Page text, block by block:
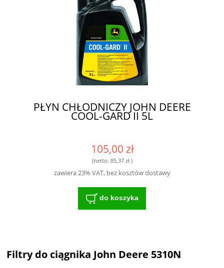
PŁYN CHŁODNICZY JOHN DEERE
COOL-GARD II 5L
105,00 zł
(netto: 85,37 zł)
zawiera 23% VAT, bez kosztów dostawy
do koszyka
Filtry do ciągnika John Deere 5310N